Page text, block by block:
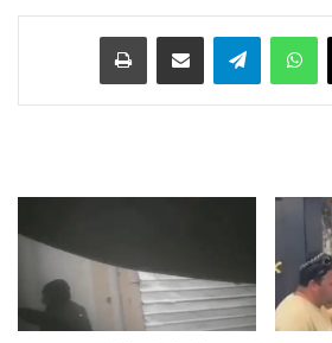
‫X واتساب تيلقرام مشاركة عبر البريد طباعة